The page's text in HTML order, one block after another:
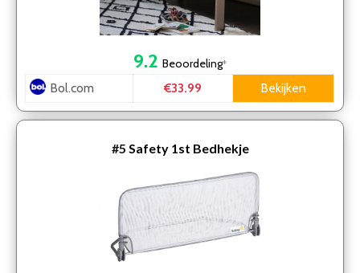
9.2 Beoordeling*
Bol.com €33.99 Bekijken
#5 Safety 1st Bedhekje